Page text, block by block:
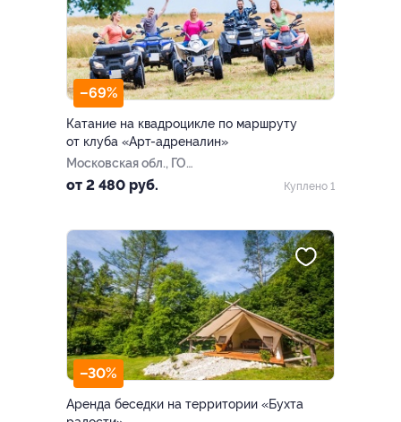
–69%
Катание на квадроцикле по маршруту
от клуба «Арт-адреналин»
Московская обл., ГО
Пушкинский, г. Пушкино,
от 2 480 руб. Куплено 1
–30%
Аренда беседки на территории «Бухта